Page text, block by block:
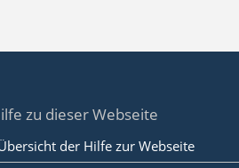
zu dieser Webseite
der Hilfe zur Webseite